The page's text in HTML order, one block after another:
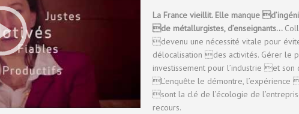
La France vieillit. Elle manque
de métallurgistes, d’enseignants…
devenu une nécessité vitale pour
délocalisation des activités. Gérer le
investissement pour l’industrie et
L’enquête le démontre, l’expérience
sont la clé de l’écologie de
recours.